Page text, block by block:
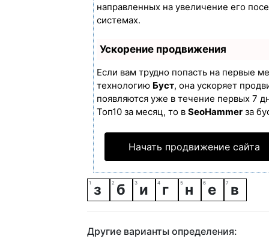
направленных на увеличение его
системах.
Ускорение продвижения
Если вам трудно попасть на первые
технологию Буст, она ускоряет
появляются уже в течение первых 7
Топ10 за месяц, то в SeoHammer за
Начать продвижение сайта
з б и г н е в
Другие варианты определения: